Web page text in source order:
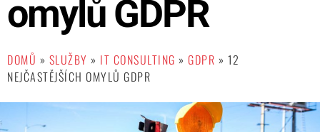
omylů GDPR
DOMŮ » SLUŽBY » IT CONSULTING » GDPR » 12
NEJČASTĚJŠÍCH OMYLŮ GDPR